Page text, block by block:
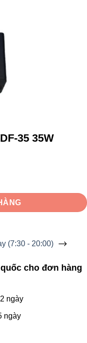
35 35W
(7:30 - 20:00)
cho đơn hàng
ngày
ngày